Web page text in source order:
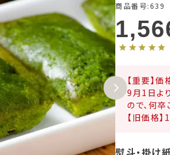
商品番号 639
【重要】
9月1日よ
ので、何
【旧価格
熨斗・掛け